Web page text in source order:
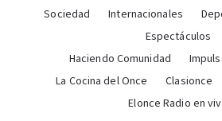
Sociedad
Internacionales
Espectáculos
Haciendo Comunidad
La Cocina del Once
Clasionce
Elonce Radio en